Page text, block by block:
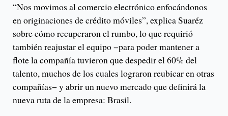
“Nos movimos al comercio electrónico enfocándonos
en originaciones de crédito móviles”, explica Suaréz
sobre cómo recuperaron el rumbo, lo que requirió
también reajustar el equipo −para poder mantener a
flote la compañía tuvieron que despedir el 60% del
talento, muchos de los cuales lograron reubicar en otras
compañías− y abrir un nuevo mercado que definirá la
nueva ruta de la empresa: Brasil.